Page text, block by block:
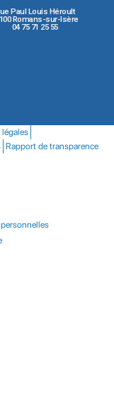
Paul Louis Héroult
Romans-sur-Isère
04 75 71 25 55
Rapport de transparence